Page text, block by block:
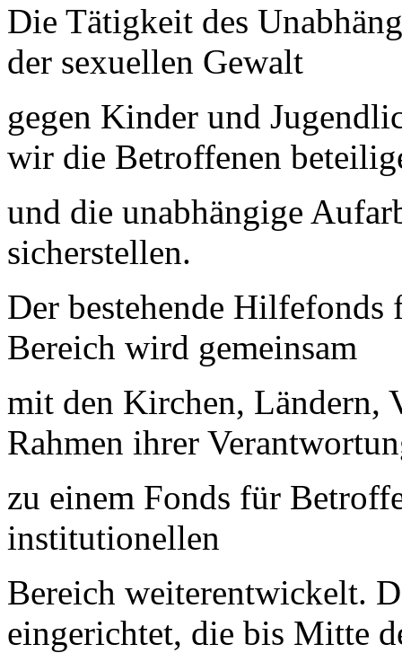
Die Tätigkeit des
der sexuellen Gewalt
gegen Kinder und
wir die Betroffenen
und die unabhängige
sicherstellen.
Der bestehende
Bereich wird gemeinsam
mit den Kirchen, Ländern,
Rahmen ihrer
zu einem Fonds für
institutionellen
Bereich weiterentwickelt.
eingerichtet, die bis Mitte